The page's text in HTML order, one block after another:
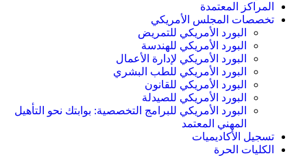
المراكز المعتمدة
تخصصات المجلس الأمريكي
البورد الأمريكي للتمريض
البورد الأمريكي للهندسة
البورد الأمريكي لإدارة الأعمال
البورد الأمريكي للطب البشري
البورد الأمريكي للقانون
البورد الأمريكي للصيدلة
البورد الأمريكي للبرامج التخصصية: بوابتك نحو التأهيل
المهني المعتمد
تسجيل الأكاديميات
الكليات الحرة